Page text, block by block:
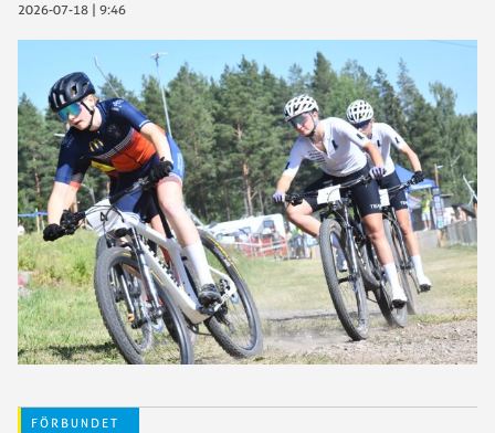
2026-07-18 | 9:46
FÖRBUNDET